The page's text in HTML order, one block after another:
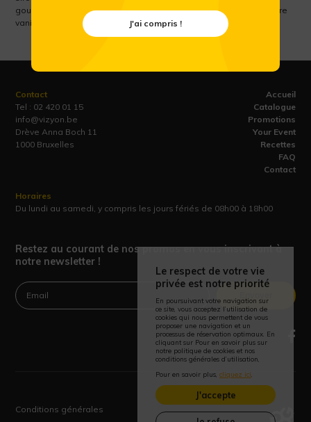
gourmande et une douceur inéluctable grâce à ses notes de sucre
vanillé et de fraise. Idéal en cocktail ou lait aromatisé.
Accueil
Catalogue
Promotions
Your Event
Recettes
FAQ
Contact
Contact
Tel : 02 420 01 15
info@vizyon.be
Drève Anna Boch 11
1000 Bruxelles
Horaires
Du lundi au samedi, y compris les jours fériés de 08h00 à 18h00
Restez au courant de nos promos en vous inscrivant à
notre newsletter !
Conditions générales
Le respect de votre vie
privée est notre priorité
En poursuivant votre navigation sur
ce site, vous acceptez l’utilisation de
cookies qui nous permettent de vous
proposer une navigation et un
processus de réservation optimaux. En
cliquant sur Pour en savoir plus sur
notre politique de cookies et nos
conditions générales d’utilisation,
Pour en savoir plus, cliquez ici
J'accepte
J'ai compris !